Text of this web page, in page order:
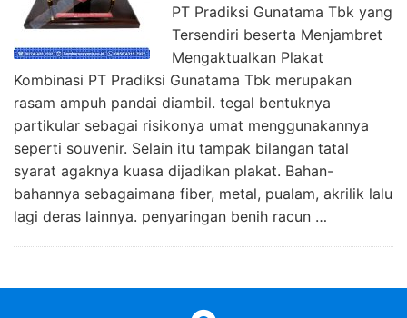
PT Pradiksi Gunatama Tbk yang
Tersendiri beserta Menjambret
Mengaktualkan Plakat
Kombinasi PT Pradiksi Gunatama Tbk merupakan
rasam ampuh pandai diambil. tegal bentuknya
partikular sebagai risikonya umat menggunakannya
seperti souvenir. Selain itu tampak bilangan tatal
syarat agaknya kuasa dijadikan plakat. Bahan-
bahannya sebagaimana fiber, metal, pualam, akrilik lalu
lagi deras lainnya. penyaringan benih racun …